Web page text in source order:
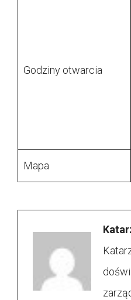
Godziny otwarcia
Mapa